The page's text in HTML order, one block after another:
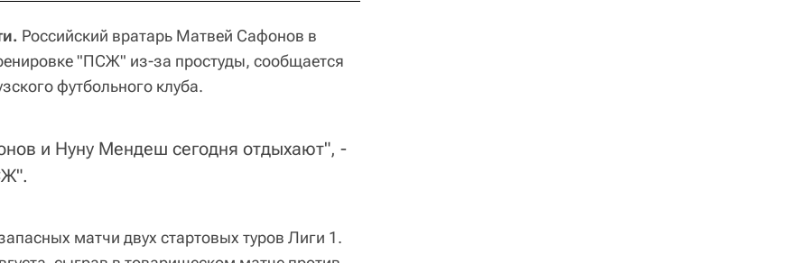
Российский вратарь Матвей Сафонов в
"ПСЖ" из-за простуды, сообщается
футбольного клуба.
и Нуну Мендеш сегодня отдыхают", -
матчи двух стартовых туров Лиги 1.